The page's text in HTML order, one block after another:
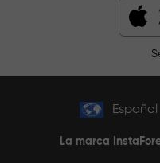
Español
La marca